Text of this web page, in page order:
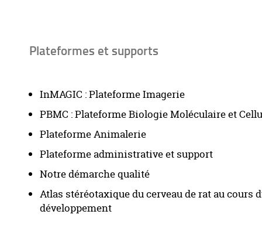
Plateformes et supports
InMAGIC : Plateforme Imagerie
PBMC : Plateforme Biologie Moléculaire et
Plateforme Animalerie
Plateforme administrative et support
Notre démarche qualité
Atlas stéréotaxique du cerveau de rat au cours
développement